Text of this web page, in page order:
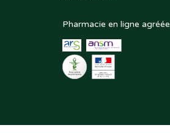
Pharmacie en ligne agréée